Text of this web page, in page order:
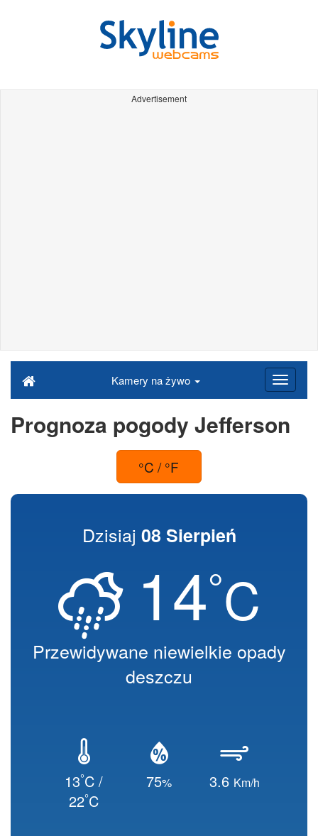
Advertisement
Kamery na żywo
Prognoza pogody Jefferson
°C / °F
Dzisiaj 08 Sierpień
14°C
Przewidywane niewielkie opady
deszczu
13°C /
22°C
75% 3.6 Km/h